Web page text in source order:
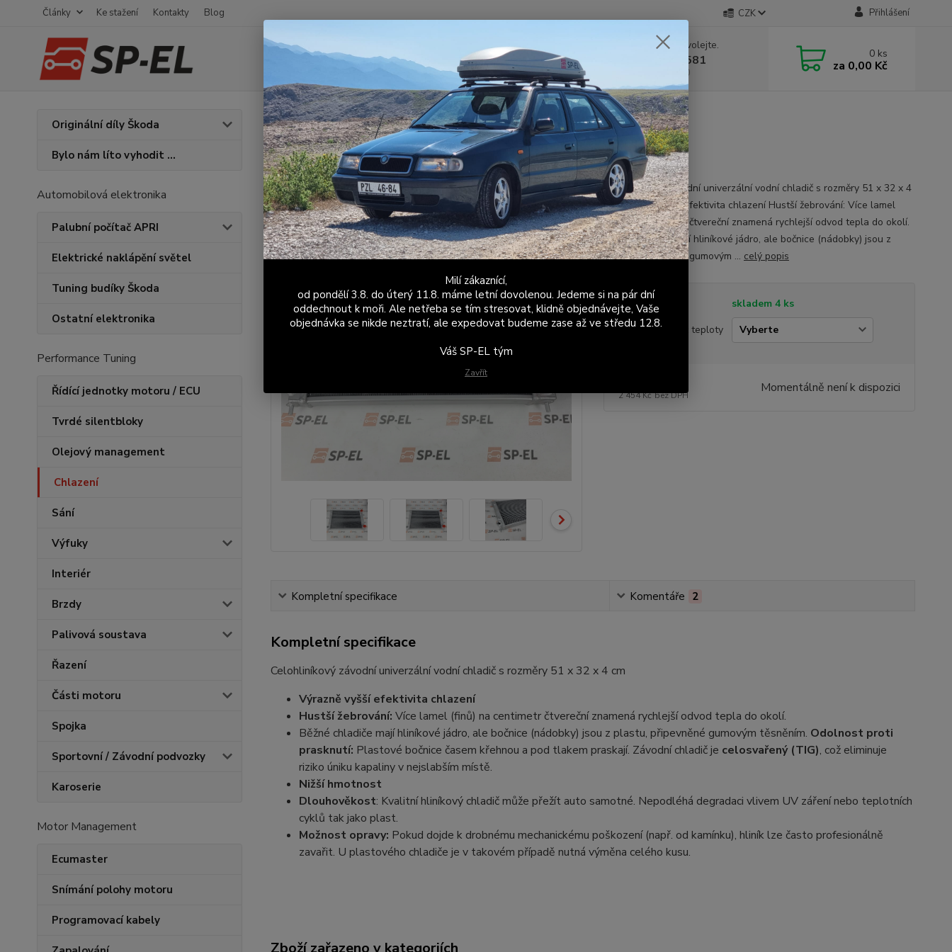
Články Ke stažení Kontakty Blog CZK Přihlášení
Hledat
Nevíte si rady? Zavolejte.
+420 603 411 581
Po - Pá 9:00 - 17:00
0 ks
za 0,00 Kč
Originální díly Škoda
Bylo nám líto vyhodit ...
Automobilová elektronika
Palubní počítač APRI
Elektrické naklápění světel
Tuning budíky Škoda
Ostatní elektronika
Performance Tuning
Řídící jednotky motoru / ECU
Tvrdé silentbloky
Olejový management
Chlazení
Sání
Výfuky
Interiér
Brzdy
Palivová soustava
Řazení
Části motoru
Spojka
Sportovní / Závodní podvozky
Karoserie
Motor Management
Ecumaster
Snímání polohy motoru
Programovací kabely
Úvod Chlazení Univerzální závodní hliníkový chladič
Univerzální závodní hliníkový chladič
Celohliníkový závodní univerzální vodní chladič s rozměry 51 x 32 x 4
cm Výrazně vyšší efektivita chlazení Hustší žebrování: Více lamel
(finů) na centimetr čtvereční znamená rychlejší odvod tepla do okolí.
Běžné chladiče mají hliníkové jádro, ale bočnice (nádobky) jsou z
plastu, připevněné gumovým ... celý popis
Dostupnost
skladem 4 ks
Závit na snímač teploty
2 454 Kč bez DPH Momentálně není k dispozici
Kompletní specifikace Komentáře 2
Kompletní specifikace
Celohliníkový závodní univerzální vodní chladič s rozměry 51 x 32 x 4 cm
Výrazně vyšší efektivita chlazení
Hustší žebrování: Více lamel (finů) na centimetr čtvereční znamená rychlejší odvod tepla do okolí.
Běžné chladiče mají hliníkové jádro, ale bočnice (nádobky) jsou z plastu, připevněné gumovým těsněním. Odolnost proti
prasknutí: Plastové bočnice časem křehnou a pod tlakem praskají. Závodní chladič je celosvařený (TIG), což eliminuje
riziko úniku kapaliny v nejslabším místě.
Nižší hmotnost
Dlouhověkost: Kvalitní hliníkový chladič může přežít auto samotné. Nepodléhá degradaci vlivem UV záření nebo teplotních
cyklů tak jako plast.
Možnost opravy: Pokud dojde k drobnému mechanickému poškození (např. od kamínku), hliník lze často profesionálně
zavařit. U plastového chladiče je v takovém případě nutná výměna celého kusu.
Zboží zařazeno v kategoriích
Milí zákaznící,
od pondělí 3.8. do úterý 11.8. máme letní dovolenou. Jedeme si na pár dní
oddechnout k moři. Ale netřeba se tím stresovat, klidně objednávejte, Vaše
objednávka se nikde neztratí, ale expedovat budeme zase až ve středu 12.8.
Váš SP-EL tým
Zavřít